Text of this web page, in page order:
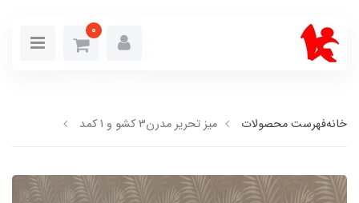
0
خانهفهرست محصولات میز تحریر مدرن3 کشو و 1 کمد